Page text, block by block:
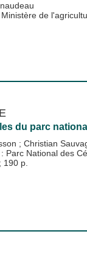
Ministère de
du parc
; Christian
Parc National des
190 p.